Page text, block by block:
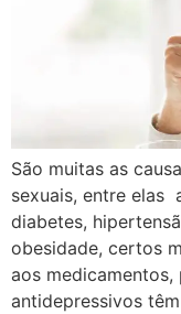
São muitas as
sexuais, entre elas
diabetes,
obesidade, certos
aos
antidepressivos